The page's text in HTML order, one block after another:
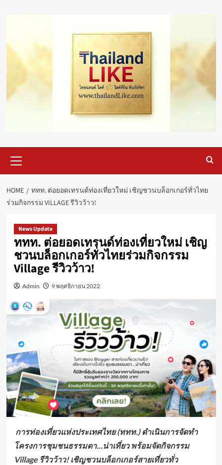
Menu
HOME
ททท. ต่อยอดเทรนด์ท่องเที่ยวใหม่ เชิญชวนบล็อกเกอร์ทั่วไทย
ร่วมกิจกรรม VILLAGE รีวิวว้าว!
News Update
ททท. ต่อยอดเทรนด์ท่องเที่ยวใหม่ เชิญ
ชวนบล็อกเกอร์ทั่วไทยร่วมกิจกรรม
Village รีวิวว้าว!
Admin 9 พฤศจิกายน 2022
การท่องเที่ยวแห่งประเทศไทย (ททท.) ดำเนินการจัดทำ
โครงการชุมชนธรรมดา…น่าเที่ยว พร้อมจัดกิจกรรม
Village รีวิวว้าว! เชิญชวนบล็อกเกอร์สายเที่ยวทั่ว